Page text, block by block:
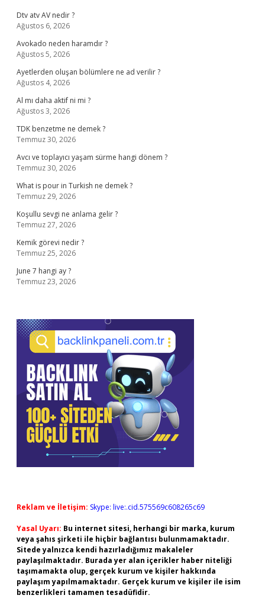
Dtv atv AV nedir ?
Ağustos 6, 2026
Avokado neden haramdır ?
Ağustos 5, 2026
Ayetlerden oluşan bölümlere ne ad verilir ?
Ağustos 4, 2026
Al mı daha aktif ni mi ?
Ağustos 3, 2026
TDK benzetme ne demek ?
Temmuz 30, 2026
Avcı ve toplayıcı yaşam sürme hangi dönem ?
Temmuz 30, 2026
What is pour in Turkish ne demek ?
Temmuz 29, 2026
Koşullu sevgi ne anlama gelir ?
Temmuz 27, 2026
Kemik görevi nedir ?
Temmuz 25, 2026
June 7 hangi ay ?
Temmuz 23, 2026
Reklam ve İletişim: Skype: live:.cid.575569c608265c69
Yasal Uyarı: Bu internet sitesi, herhangi bir marka, kurum
veya şahıs şirketi ile hiçbir bağlantısı bulunmamaktadır.
Sitede yalnızca kendi hazırladığımız makaleler
paylaşılmaktadır. Burada yer alan içerikler haber niteliği
taşımamakta olup, gerçek kurum ve kişiler hakkında
paylaşım yapılmamaktadır. Gerçek kurum ve kişiler ile isim
benzerlikleri tamamen tesadüfidir.